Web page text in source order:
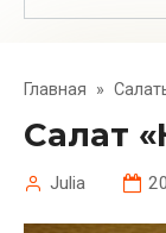
Главная »
Салат
Julia